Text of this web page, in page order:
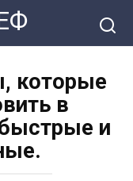
которые
в
и